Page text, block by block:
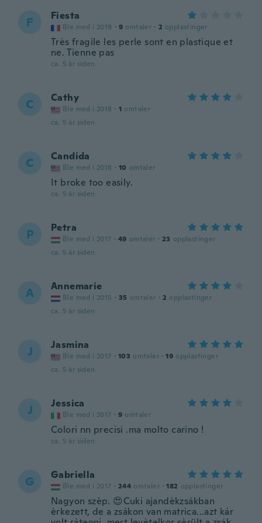
F Fiesta
Ble med i 2019 · 9 omtaler · 2 opplastinger
Très fragile les perle sont en plastique et
ne. Tienne pas
ca. 5 år siden
C Cathy
Ble med i 2018 · 1 omtaler
ca. 5 år siden
C Candida
Ble med i 2018 · 10 omtaler
It broke too easily.
ca. 5 år siden
P Petra
Ble med i 2017 · 49 omtaler · 23 opplastinger
ca. 5 år siden
A Annemarie
Ble med i 2015 · 35 omtaler · 2 opplastinger
ca. 5 år siden
J Jasmina
Ble med i 2017 · 103 omtaler · 19 opplastinger
ca. 5 år siden
J Jessica
Ble med i 2017 · 9 omtaler
Colori nn precisi .ma molto carino !
ca. 5 år siden
G Gabriella
Ble med i 2017 · 244 omtaler · 182 opplastinger
Nagyon szèp. 😍Cuki ajandèkzsákban
èrkezett, de a zsákon van matrica...azt kár